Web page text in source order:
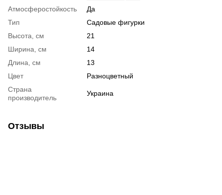
Атмосферостойкость
Да
Тип
Садовые фигурки
Высота, см
21
Ширина, см
14
Длина, см
13
Цвет
Разноцветный
Страна
производитель
Украина
Отзывы